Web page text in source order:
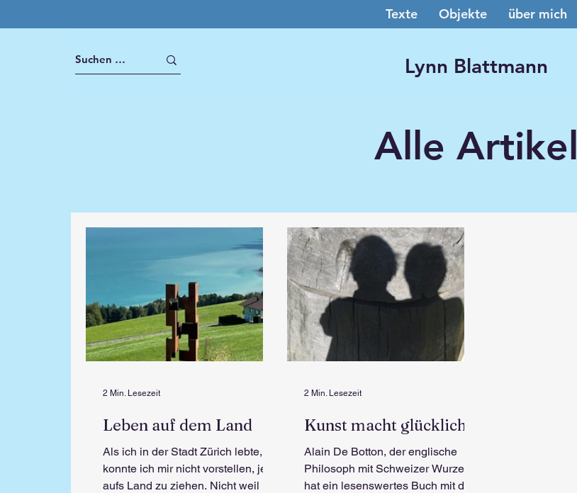
Texte Objekte über mich
Lynn Blattmann
Alle Artikel
Leben auf dem Land
Als ich in der Stadt Zürich lebte,
konnte ich mir nicht vorstellen, je
aufs Land zu ziehen. Nicht weil ich
2 Min. Lesezeit
Kunst macht glücklich
Alain De Botton, der englische
Philosoph mit Schweizer Wurzeln
hat ein lesenswertes Buch mit dem
2 Min. Lesezeit